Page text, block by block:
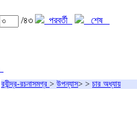
/৪৩ পরবর্তী
শেষ
রবীন্দ্র-রচনাসমগ্র > উপন্যাস> > চার অধ্যায়